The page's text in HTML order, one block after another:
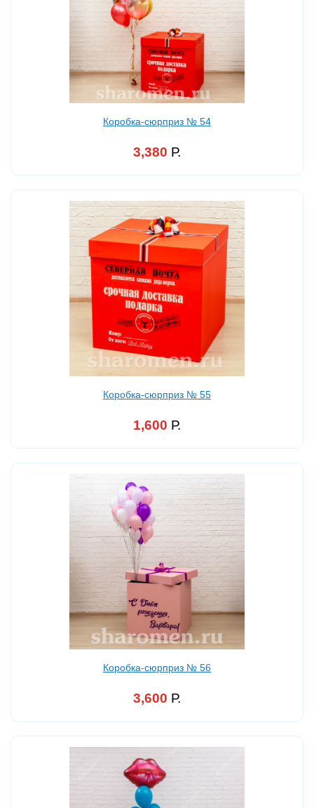
Коробка-сюрприз № 54
3,380 Р.
Коробка-сюрприз № 55
1,600 Р.
Коробка-сюрприз № 56
3,600 Р.